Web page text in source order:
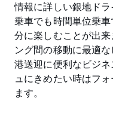
情報に詳しい銀地ド
乗車でも時間単位乗
分に楽しむことが出
ング間の移動に最適
港送迎に便利なビジ
ュにきめたい時はフ
ます。